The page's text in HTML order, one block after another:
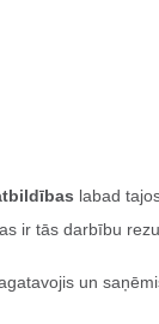
labad
ir tās darbību
un